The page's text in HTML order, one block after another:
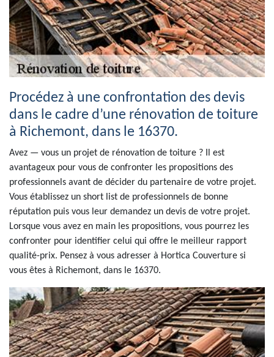
Procédez à une confrontation des devis
dans le cadre d’une rénovation de toiture
à Richemont, dans le 16370.
Avez — vous un projet de rénovation de toiture ? Il est
avantageux pour vous de confronter les propositions des
professionnels avant de décider du partenaire de votre projet.
Vous établissez un short list de professionnels de bonne
réputation puis vous leur demandez un devis de votre projet.
Lorsque vous avez en main les propositions, vous pourrez les
confronter pour identifier celui qui offre le meilleur rapport
qualité-prix. Pensez à vous adresser à Hortica Couverture si
vous êtes à Richemont, dans le 16370.